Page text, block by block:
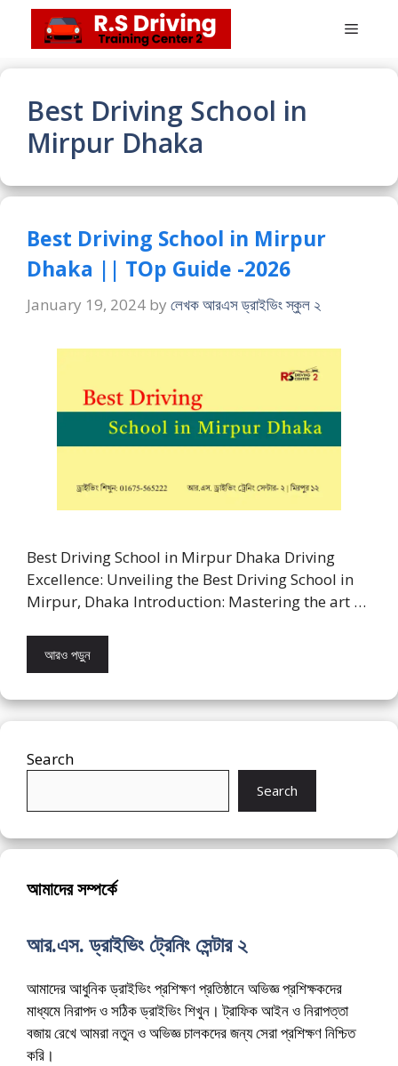
content
Menu
Best Driving School in
Mirpur Dhaka
Best Driving School in Mirpur
Dhaka || TOp Guide -2026
January 19, 2024 by লেখক আরএস ড্রাইভিং স্কুল ২
Best Driving School in Mirpur Dhaka Driving
Excellence: Unveiling the Best Driving School in
Mirpur, Dhaka Introduction: Mastering the art …
আরও পড়ুন
Search
Search
আমাদের সম্পর্কে
আর.এস. ড্রাইভিং ট্রেনিং সেন্টার ২
আমাদের আধুনিক ড্রাইভিং প্রশিক্ষণ প্রতিষ্ঠানে অভিজ্ঞ প্রশিক্ষকদের
মাধ্যমে নিরাপদ ও সঠিক ড্রাইভিং শিখুন। ট্রাফিক আইন ও নিরাপত্তা
বজায় রেখে আমরা নতুন ও অভিজ্ঞ চালকদের জন্য সেরা প্রশিক্ষণ নিশ্চিত
করি।